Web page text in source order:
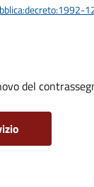
del